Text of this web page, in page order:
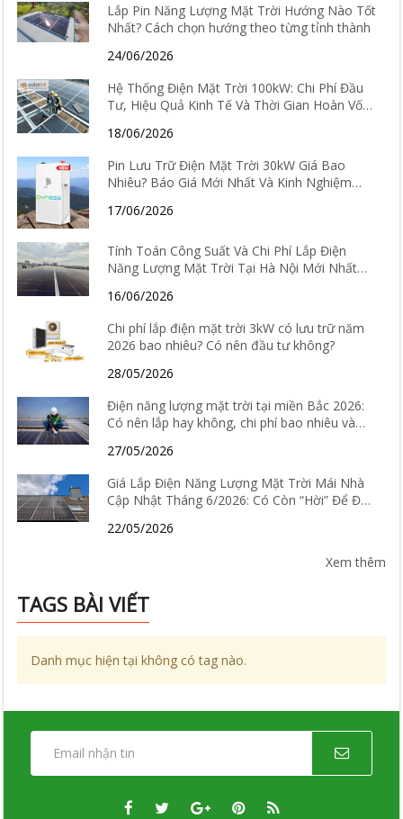
Lắp Pin Năng Lượng Mặt Trời Hướng Nào Tốt
Nhất? Cách chọn hướng theo từng tỉnh thành
24/06/2026
Hệ Thống Điện Mặt Trời 100kW: Chi Phí Đầu
Tư, Hiệu Quả Kinh Tế Và Thời Gian Hoàn Vốn
18/06/2026
Pin Lưu Trữ Điện Mặt Trời 30kW Giá Bao
Nhiêu? Báo Giá Mới Nhất Và Kinh Nghiệm
17/06/2026
Tính Toán Công Suất Và Chi Phí Lắp Điện
Năng Lượng Mặt Trời Tại Hà Nội Mới Nhất
16/06/2026
Chi phí lắp điện mặt trời 3kW có lưu trữ năm
2026 bao nhiêu? Có nên đầu tư không?
28/05/2026
Điện năng lượng mặt trời tại miền Bắc 2026:
Có nên lắp hay không, chi phí bao nhiêu và
27/05/2026
Giá Lắp Điện Năng Lượng Mặt Trời Mái Nhà
Cập Nhật Tháng 6/2026: Có Còn “Hời” Để Đầu
22/05/2026
Xem thêm
TAGS BÀI VIẾT
Danh mục hiện tại không có tag nào.